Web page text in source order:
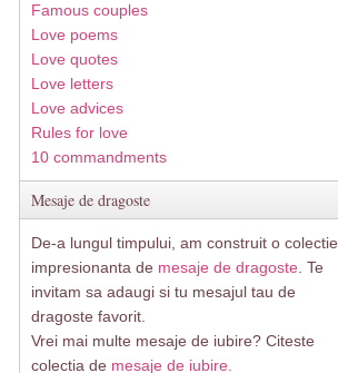
Famous couples
Love poems
Love quotes
Love letters
Love advices
Rules for love
10 commandments
Mesaje de dragoste
De-a lungul timpului, am construit o colectie
impresionanta de mesaje de dragoste . Te
invitam sa adaugi si tu mesajul tau de
dragoste favorit.
Vrei mai multe mesaje de iubire? Citeste
colectia de mesaje de iubire.